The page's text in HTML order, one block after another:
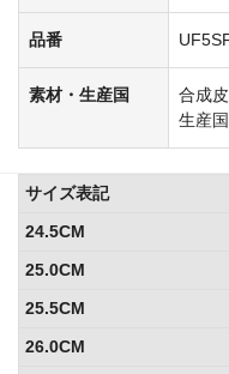
品番
素材・生産国
合成
生産
サイズ表記
24.5CM
25.0CM
25.5CM
26.0CM